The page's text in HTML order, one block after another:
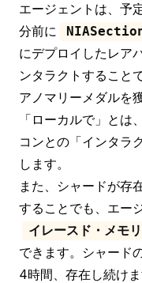
エージェントは、予
分前に
にデプロイしたレア
ンタラクトすることで
アノマリーメダルを
「ローカルで」とは
コンとの「インタラ
します。
また、シャードが存
することでも、エー
イレースド・メモ
できます。シャード
4時間、存在し続けま